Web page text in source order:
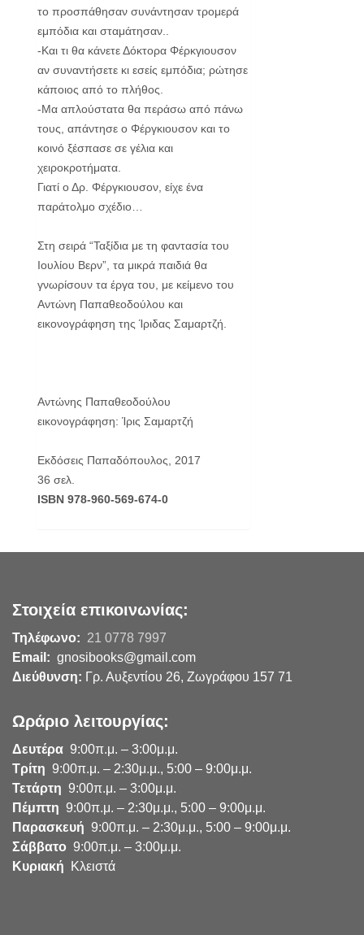
το προσπάθησαν συνάντησαν τρομερά
εμπόδια και σταμάτησαν..
-Και τι θα κάνετε Δόκτορα Φέρκγιουσον
αν συναντήσετε κι εσείς εμπόδια; ρώτησε
κάποιος από το πλήθος.
-Μα απλούστατα θα περάσω από πάνω
τους, απάντησε ο Φέργκιουσον και το
κοινό ξέσπασε σε γέλια και
χειροκροτήματα.
Γιατί ο Δρ. Φέργκιουσον, είχε ένα
παράτολμο σχέδιο…
Στη σειρά “Ταξίδια με τη φαντασία του
Ιουλίου Βερν”, τα μικρά παιδιά θα
γνωρίσουν τα έργα του, με κείμενο του
Αντώνη Παπαθεοδούλου και
εικονογράφηση της Ίριδας Σαμαρτζή.
Αντώνης Παπαθεοδούλου
εικονογράφηση: Ίρις Σαμαρτζή
Εκδόσεις Παπαδόπουλος, 2017
36 σελ.
ISBN 978-960-569-674-0
Στοιχεία επικοινωνίας:
Τηλέφωνο: 21 0778 7997
Email: gnosibooks@gmail.com
Διεύθυνση: Γρ. Αυξεντίου 26, Ζωγράφου 157 71
Ωράριο λειτουργίας:
Δευτέρα 9:00π.μ. – 3:00μ.μ.
Τρίτη 9:00π.μ. – 2:30μ.μ., 5:00 – 9:00μ.μ.
Τετάρτη 9:00π.μ. – 3:00μ.μ.
Πέμπτη 9:00π.μ. – 2:30μ.μ., 5:00 – 9:00μ.μ.
Παρασκευή 9:00π.μ. – 2:30μ.μ., 5:00 – 9:00μ.μ.
Σάββατο 9:00π.μ. – 3:00μ.μ.
Κυριακή Κλειστά